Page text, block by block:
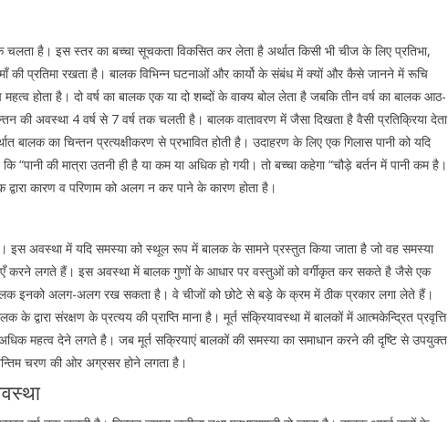
चलता है। इस स्तर का बच्चा सूचकता विकसित कर लेता है अर्थात किसी भी चीज के लिए प्रतिभा,
की प्रतिमा रखता है। बालक विभिन्न घटनाओं और कार्यो के संबंध में क्यों और कैसे जानने में रूचि
होता है। दो वर्ष का बालक एक या दो शब्दों के वाक्य बोल लेता है जबकि तीन वर्ष का बालक आठ-
की अवस्था 4 वर्ष से 7 वर्ष तक चलती है। बालक वातावरण में जैसा दिखता है वैसी प्रतिक्रिया देता
बालक का चिन्तन प्रत्यक्षीकरण से प्रभावित होती है। उदाहरण के लिए एक गिलास पानी को यदि
की मात्रा उतनी ही है या कम या अधिक हो गयी। तो बच्चा कहेगा “चौड़े बर्तन में पानी कम है।
कारण व परिणाम को अलग न कर पाने के कारण होता है।
इस अवस्था में यदि समस्या को स्थूल रूप में बालक के सामने प्रस्तुत किया जाता है जो वह समस्या
करने लगते हैं। इस अवस्था में बालक गुणों के आधार पर वस्तुओं को वर्गीकृत कर सकते है जैसे एक
इनको अलग-अलग रख सकता है। वे चीजों को छोटे से बड़े के क्रम में ठीक प्रकार लगा लेते हैं।
द्वारा संरक्षण के प्रत्यय की प्राप्ति माना है। मूर्त संक्रियावस्था में बालकों में आत्मकेन्द्रित प्रवृत्ति
महत्व देने लगते है। जब मूर्त सक्रियाएं बालकों की समस्या का समाधान करने की दृष्टि से उपयुक्त
चरण की ओर अग्रसर होने लगता है।